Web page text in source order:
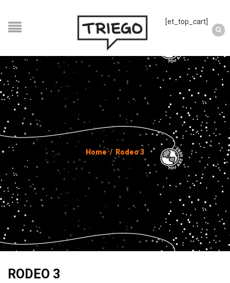
[et_top_cart]
Home / Rodeo 3
RODEO 3